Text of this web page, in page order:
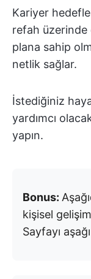
Kariyer
refah üzerinde
plana sahip
netlik sağlar.
İstediğiniz
yardımcı
yapın.
Bonus:
kişisel
Sayfayı